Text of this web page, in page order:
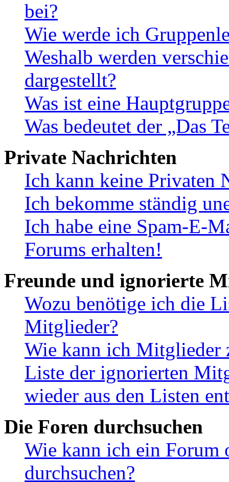
bei?
Wie werde ich
Weshalb werden
dargestellt?
Was ist eine
Was bedeutet der „Das
Private Nachrichten
Ich kann keine Privaten
Ich bekomme ständig
Ich habe eine Spam-E-
Forums erhalten!
Freunde und ignorierte
Wozu benötige ich die
Mitglieder?
Wie kann ich Mitglieder
Liste der ignorierten
wieder aus den Listen
Die Foren durchsuchen
Wie kann ich ein Forum
durchsuchen?